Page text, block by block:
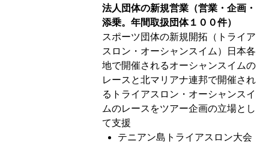
法人団体の新規営業（営業・企画・
添乗。年間取扱団体１００件）
スポーツ団体の新規開拓（トライア
スロン・オーシャンスイム）日本各
地で開催されるオーシャンスイムの
レースと北マリアナ連邦で開催され
るトライアスロン・オーシャンスイ
ムのレースをツアー企画の立場とし
て支援
テニアン島トライアスロン大会